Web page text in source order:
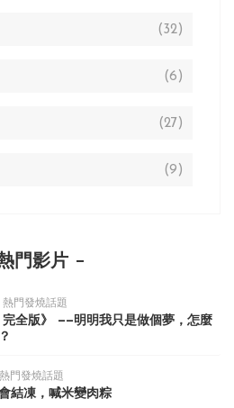
(32)
(6)
(27)
(9)
門影片
熱門發燒話題
完全版》 ——明明我只是做個夢，怎麼
門發燒話題
結凍，喊米變肉粽